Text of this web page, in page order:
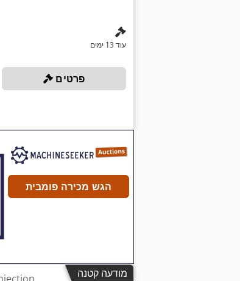
עוד 13 ימים
פרטים
הגש מכירה פומבית
מודעה קטנה